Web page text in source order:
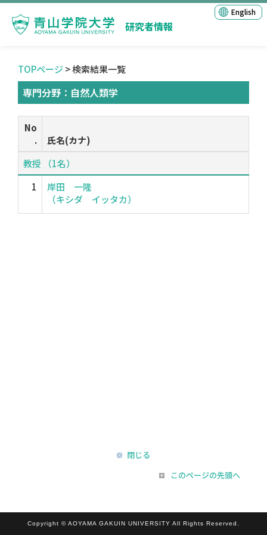
研究者情報
English
TOPページ > 検索結果一覧
専門分野：自然人類学
No
.
氏名(カナ)
教授 （1名）
1
岸田 一隆
（キシダ イッタカ）
閉じる
このページの先頭へ
Copyright © AOYAMA GAKUIN UNIVERSITY All Rights Reserved.